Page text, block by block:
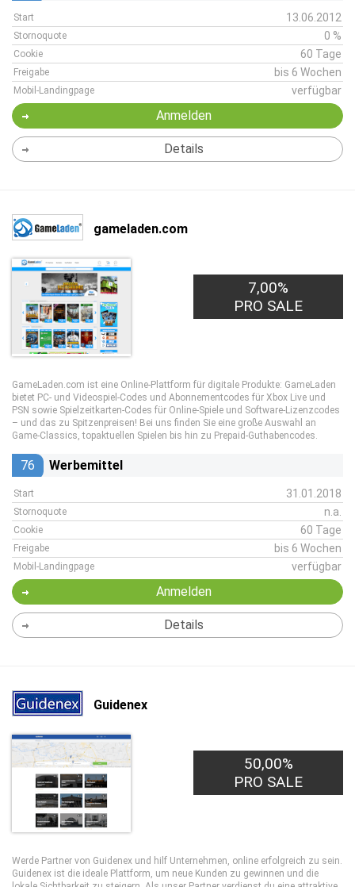
Start 13.06.2012
Stornoquote 0 %
Cookie 60 Tage
Freigabe bis 6 Wochen
Mobil-Landingpage verfügbar
Anmelden
Details
gameladen.com
7,00%
PRO SALE
GameLaden.com ist eine Online-Plattform für digitale Produkte: GameLaden
bietet PC- und Videospiel-Codes und Abonnementcodes für Xbox Live und
PSN sowie Spielzeitkarten-Codes für Online-Spiele und Software-Lizenzcodes
– und das zu Spitzenpreisen! Bei uns finden Sie eine große Auswahl an
Game-Classics, topaktuellen Spielen bis hin zu Prepaid-Guthabencodes.
76 Werbemittel
Start 31.01.2018
Stornoquote n.a.
Cookie 60 Tage
Freigabe bis 6 Wochen
Mobil-Landingpage verfügbar
Anmelden
Details
Guidenex
50,00%
PRO SALE
Werde Partner von Guidenex und hilf Unternehmen, online erfolgreich zu sein.
Guidenex ist die ideale Plattform, um neue Kunden zu gewinnen und die